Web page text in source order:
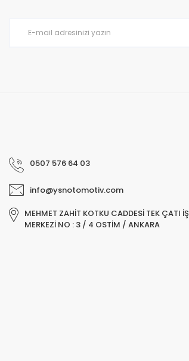
0507 576 64 03
info@ysnotomotiv.com
MEHMET ZAHİT KOTKU CADDESİ TEK ÇATI İŞ
MERKEZİ NO : 3 / 4 OSTİM / ANKARA